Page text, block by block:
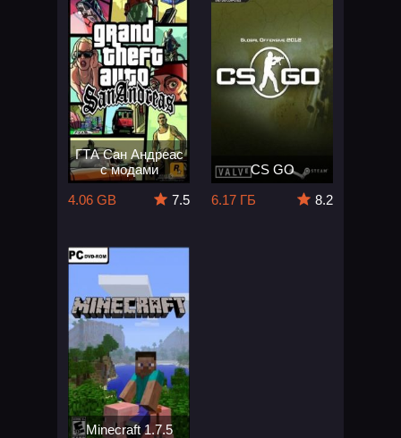
ГТА Сан Андреас
с модами
4.06 GB
7.5
CS GO
6.17 ГБ
8.2
Minecraft 1.7.5